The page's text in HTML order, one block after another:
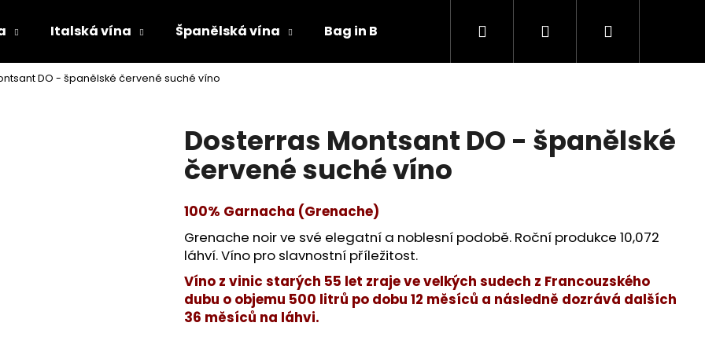
Italská vína Španělská vína Bag in Box Další nabídky Blog
Hledat PřihlášeníNákupní
DO - španělské červené suché víno
Dosterras Montsant DO - španělské
červené suché víno
100% Garnacha (Grenache)
Grenache noir ve své elegatní a noblesní podobě. Roční produkce 10,072
láhví. Víno pro slavnostní příležitost.
Víno z vinic starých 55 let zraje ve velkých sudech z Francouzského
dubu o objemu 500 litrů po dobu 12 měsíců a následně dozrává dalších
36 měsíců na láhvi.
Co potřebujete najít?
HLEDAT